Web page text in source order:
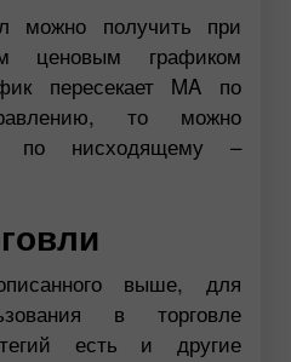
можно получить при
ценовым графиком
пересекает MA по
то можно
по нисходящему –
выше, для
в торговле
есть и другие